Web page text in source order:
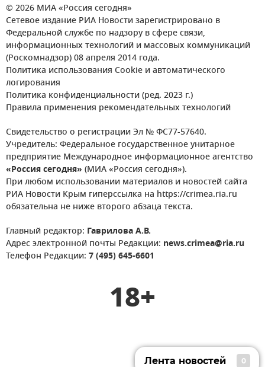
© 2026 МИА «Россия сегодня»
Сетевое издание РИА Новости зарегистрировано в
Федеральной службе по надзору в сфере связи,
информационных технологий и массовых коммуникаций
(Роскомнадзор) 08 апреля 2014 года.
Политика использования Cookie и автоматического
логирования
Политика конфиденциальности (ред. 2023 г.)
Правила применения рекомендательных технологий
Свидетельство о регистрации Эл № ФС77-57640.
Учредитель: Федеральное государственное унитарное
предприятие Международное информационное агентство
«Россия сегодня» (МИА «Россия сегодня»).
При любом использовании материалов и новостей сайта
РИА Новости Крым гиперссылка на https://crimea.ria.ru
обязательна не ниже второго абзаца текста.
Главный редактор: Гаврилова А.В.
Адрес электронной почты Редакции: news.crimea@ria.ru
Телефон Редакции: 7 (495) 645-6601
18+
Лента новостей 0